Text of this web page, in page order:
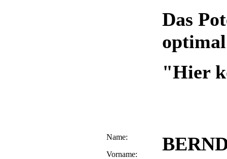
Das
"Hier
Name:
Vorname: